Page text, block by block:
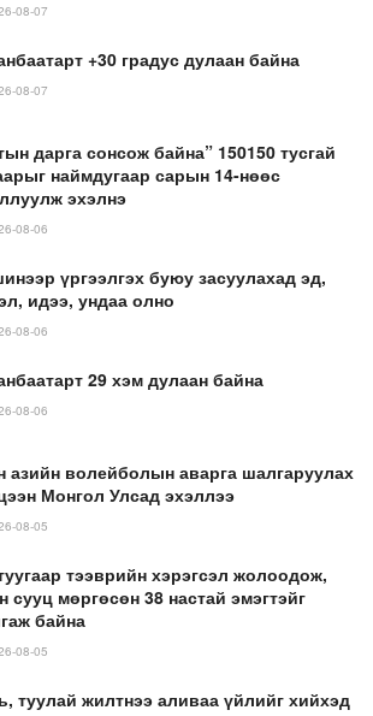
08-07
+30 градус дулаан байна
08-07
дарга сонсож байна” 150150 тусгай
наймдугаар сарын 14-нөөс
эхэлнэ
08-06
үргээлгэх буюу засуулахад эд,
идээ, ундаа олно
08-06
29 хэм дулаан байна
08-06
азийн волейболын аварга шалгаруулах
Монгол Улсад эхэллээ
08-05
тээврийн хэрэгсэл жолоодож,
сууц мөргөсөн 38 настай эмэгтэйг
байна
08-05
туулай жилтнээ аливаа үйлийг хийхэд